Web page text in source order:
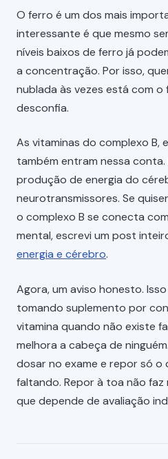
O ferro é um dos mais
interessante é que mesmo
níveis baixos de ferro já
a concentração. Por isso,
nublada às vezes está com o
desconfia.
As vitaminas do complexo B,
também entram nessa
produção de energia do
neurotransmissores. Se
o complexo B se conecta
mental, escrevi um post
energia e cérebro.
Agora, um aviso honesto.
tomando suplemento por
vitamina quando não existe
melhora a cabeça de
dosar no exame e repor só o
faltando. Repor à toa não faz
que depende de avaliação